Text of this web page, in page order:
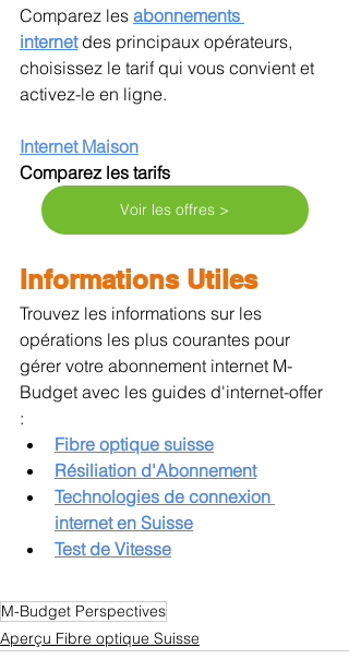
Comparez les abonnements
internet des principaux opérateurs,
choisissez le tarif qui vous convient et
activez-le en ligne.
Internet Maison
Comparez les tarifs
Voir les offres >
Informations Utiles
Trouvez les informations sur les
opérations les plus courantes pour
gérer votre abonnement internet M-
Budget avec les guides d'internet-offer
:
Fibre optique suisse
Résiliation d'Abonnement
Technologies de connexion
internet en Suisse
Test de Vitesse
M-Budget Perspectives
Aperçu Fibre optique Suisse